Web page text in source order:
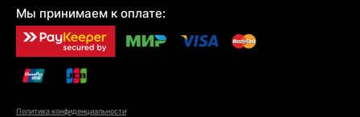
Мы принимаем к оплате:
Политика конфиденциальности